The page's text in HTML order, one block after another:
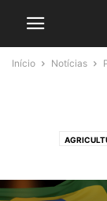
Início Notícias